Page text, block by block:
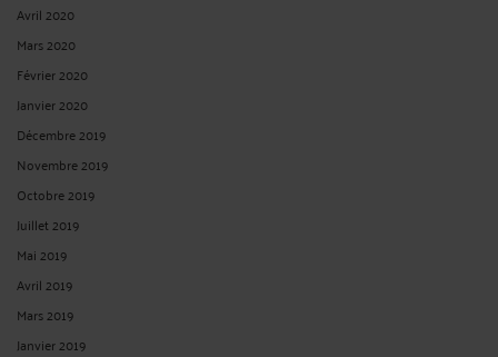
Avril 2020
Mars 2020
Février 2020
Janvier 2020
Décembre 2019
Novembre 2019
Octobre 2019
Juillet 2019
Mai 2019
Avril 2019
Mars 2019
Janvier 2019